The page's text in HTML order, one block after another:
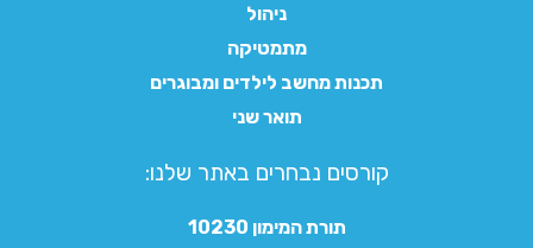
ניהול
מתמטיקה
תכנות מחשב לילדים ומבוגרים
תואר שני
קורסים נבחרים באתר שלנו:​
תורת המימון 10230